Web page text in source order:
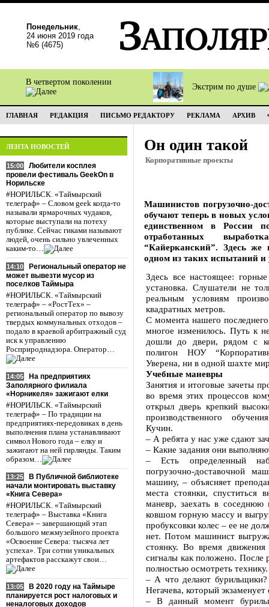
Понедельник,
24 июня 2019 года
№6 (4675)
В четвертом поколении
Экстрим по душе
ГЛАВНАЯ РЕДАКЦИЯ ПИСЬМО РЕДАКТОРУ РЕКЛАМА АРХИВ
ЛЕНТА НОВОСТЕЙ
15:00
Любители косплея
провели фестиваль GeekOn в
Норильске
#НОРИЛЬСК. «Таймырский
телеграф» – Словом geek когда-то
называли ярмарочных чудаков,
которые выступали на потеху
публике. Сейчас гиками называют
людей, очень сильно увлеченных
каким-то…
14:10
Региональный оператор не
может вывезти мусор из
поселков Таймыра
#НОРИЛЬСК. «Таймырский
телеграф» – «РостТех» –
региональный оператор по вывозу
твердых коммунальных отходов –
подало в краевой арбитражный суд
иск к управлению
Росприроднадзора. Оператор…
14:05
На предприятиях
Заполярного филиала
«Норникеля» зажигают елки
#НОРИЛЬСК. «Таймырский
телеграф» – По традиции на
предприятиях-передовиках в день
выполнения плана устанавливают
символ Нового года – елку и
зажигают на ней гирлянды. Таким
образом…
13:25
В Публичной библиотеке
начали монтировать выставку
«Книга Севера»
#НОРИЛЬСК. «Таймырский
телеграф» – Выставка «Книга
Севера» – завершающий этап
большого межмузейного проекта
«Освоение Севера: тысяча лет
успеха». Три сотни уникальных
артефактов расскажут свои…
13:05
В 2020 году на Таймыре
планируется рост налоговых и
неналоговых доходов
Он один такой
Корпоративные проекты
Машинистов погрузочно-
обучают теперь в новых
единственном в России
отработанных
“Кайерканский”. Здесь
одном из таких испытаний и
Здесь все настоящее:
установка. Слушатели не
реальным условиям
квадратных метров.
С момента нашего
многое изменилось. Путь к
дошли до двери, рядом с
полигон НОУ
Уверена, ни в одной шахте
Учебные маневры
Занятия и итоговые зачеты
во время этих процессов
открыл дверь крепкий
производственного
Кучин.
– А ребята у нас уже сдают
– Какие задания они
– Есть определенный
погрузочно-доставочной
машину, – объясняет
места стоянки, спуститься
маневр, заехать в соседнюю
ковшом горную массу и
пробуксовки колес – ее не
нет. Потом машинист
стоянку. Во время
сигналы как положено. После
полностью осмотреть
– А что делают
Негачева, который
– В данный момент